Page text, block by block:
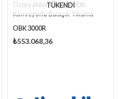
TÜKENDI
Öztiryakiler OBK 3000R
Konveyörlü Bulaşık Yıkama
Girişli
OBK 3000R
₺553.068,36